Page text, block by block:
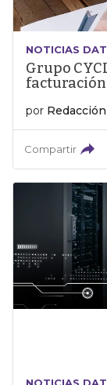
NOTICIAS
Grupo
facturación
por
Compartir